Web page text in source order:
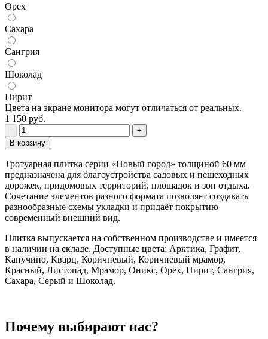
Орех
Сахара
Сангрия
Шоколад
Пирит
Цвета на экране монитора могут отличаться от реальных.
1 150 руб.
-
+
В корзину
Тротуарная плитка серии «Новый город» толщиной 60 мм
предназначена для благоустройства садовых и пешеходных
дорожек, придомовых территорий, площадок и зон отдыха.
Сочетание элементов разного формата позволяет создавать
разнообразные схемы укладки и придаёт покрытию
современный внешний вид.
Плитка выпускается на собственном производстве и имеется
в наличии на складе. Доступные цвета: Арктика, Графит,
Капучино, Кварц, Коричневый, Коричневый мрамор,
Красный, Листопад, Мрамор, Оникс, Орех, Пирит, Сангрия,
Сахара, Серый и Шоколад.
Почему выбирают нас?